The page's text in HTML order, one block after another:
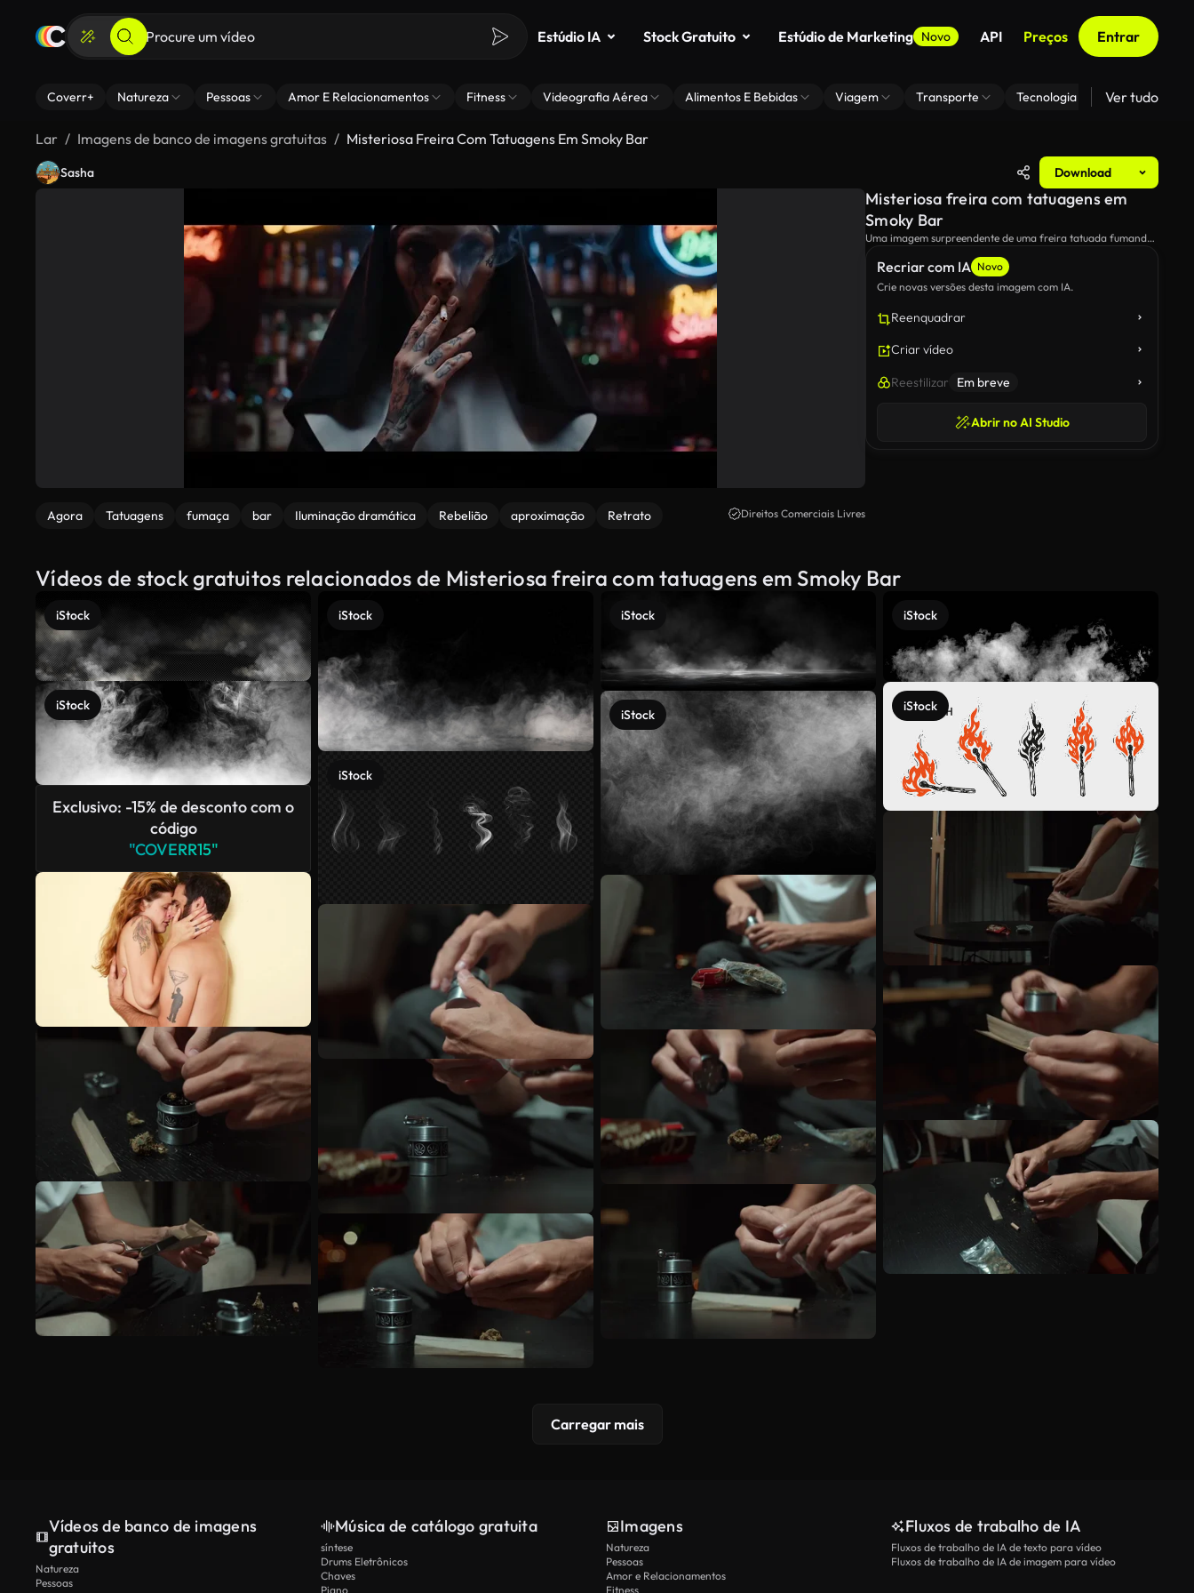
Estúdio IA Stock Gratuito Estúdio de Marketing Novo API Preços Entrar
Coverr+ Natureza Pessoas Amor E Relacionamentos Fitness Videografia Aérea Alimentos E Bebidas Viagem Transporte Tecnologia Zoom De
Ver tudo
Lar Imagens de banco de imagens gratuitas Misteriosa Freira Com Tatuagens Em Smoky Bar
Sasha Download
Agora Tatuagens fumaça bar Iluminação dramática Rebelião aproximação Retrato Direitos Comerciais Livres
Recriar com IA Novo
Crie novas versões desta imagem com IA.
Reenquadrar
Criar vídeo
Reestilizar Em breve
Abrir no AI Studio
Misteriosa freira com tatuagens em
Smoky Bar
Uma imagem surpreendente de uma freira tatuada fumando
entre o simbolismo tradicional e a rebelião moderna.
Vídeos de stock gratuitos relacionados de Misteriosa freira com tatuagens em Smoky Bar
iStock
iStock
Exclusivo: -15% de desconto com o
código
"COVERR15"
iStock
iStock
iStock
iStock
iStock
iStock
Veja mais
Carregar mais
Vídeos de banco de imagens
gratuitos
Natureza
Pessoas
Música de catálogo gratuita
síntese
Drums Eletrônicos
Chaves
Piano
Imagens
Natureza
Pessoas
Amor e Relacionamentos
Fitness
Fluxos de trabalho de IA
Fluxos de trabalho de IA de texto para vídeo
Fluxos de trabalho de IA de imagem para vídeo